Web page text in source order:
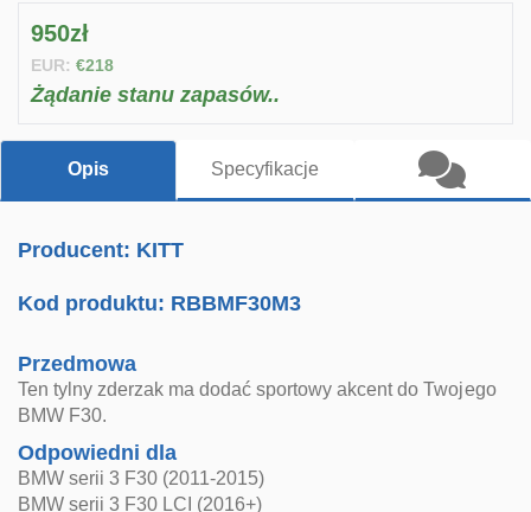
950zł
EUR: €218
Żądanie stanu zapasów..
Opis Specyfikacje
Producent: KITT
Kod produktu: RBBMF30M3
Przedmowa
Ten tylny zderzak ma dodać sportowy akcent do Twojego
BMW F30.
Odpowiedni dla
BMW serii 3 F30 (2011-2015)
BMW serii 3 F30 LCI (2016+)